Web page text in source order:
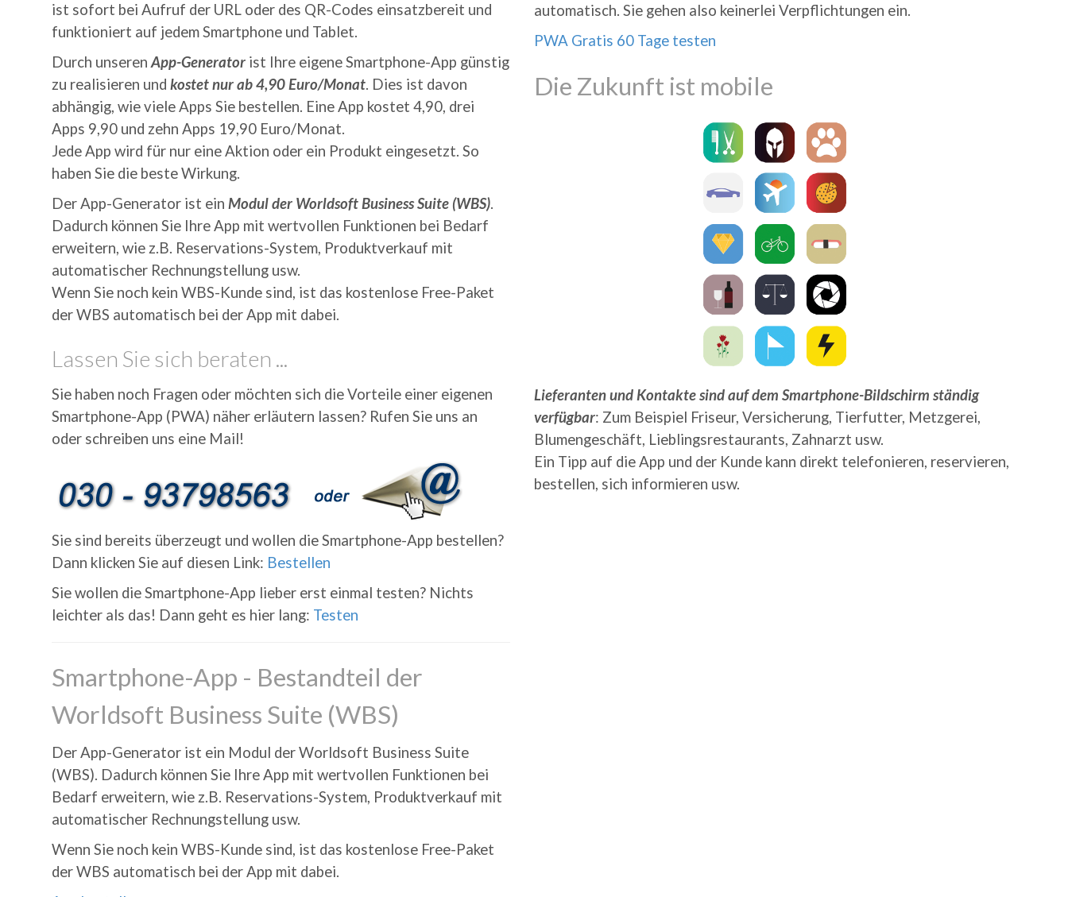
ist sofort bei Aufruf der URL oder des QR-Codes einsatzbereit und
funktioniert auf jedem Smartphone und Tablet.
Durch unserenApp-Generator ist Ihre eigene Smartphone-App günstig
zu realisieren undkostet nur ab 4,90 Euro/Monat. Dies ist davon
abhängig, wie viele Apps Sie bestellen. Eine App kostet 4,90, drei
Apps 9,90 und zehn Apps 19,90 Euro/Monat.
Jede App wird für nur eine Aktion oder ein Produkt eingesetzt. So
haben Sie die beste Wirkung.
Der App-Generator ist einModul der Worldsoft Business Suite (WBS).
Dadurch können Sie Ihre App mit wertvollen Funktionen bei Bedarf
erweitern, wie z.B. Reservations-System, Produktverkauf mit
automatischer Rechnungstellung usw.
Wenn Sie noch kein WBS-Kunde sind, ist das kostenlose Free-Paket
der WBS automatisch bei der App mit dabei.
Lassen Sie sich beraten ...
Sie haben noch Fragen oder möchten sich die Vorteile einer eigenen
Smartphone-App (PWA) näher erläutern lassen? Rufen Sie uns an
oder schreiben uns eine Mail!
Sie sind bereits überzeugt und wollen die Smartphone-App bestellen?
Dann klicken Sie auf diesen Link: Bestellen
Sie wollen die Smartphone-App lieber erst einmal testen? Nichts
leichter als das! Dann geht es hier lang: Testen
Smartphone-App - Bestandteil der
Worldsoft Business Suite (WBS)
Der App-Generator ist ein Modul der Worldsoft Business Suite
(WBS). Dadurch können Sie Ihre App mit wertvollen Funktionen bei
Bedarf erweitern, wie z.B. Reservations-System, Produktverkauf mit
automatischer Rechnungstellung usw.
Wenn Sie noch kein WBS-Kunde sind, ist das kostenlose Free-Paket
der WBS automatisch bei der App mit dabei.
automatisch. Sie gehen also keinerlei Verpflichtungen ein.
PWA Gratis 60 Tage testen
Die Zukunft ist mobile
Lieferanten und Kontakte sind auf dem Smartphone-Bildschirm ständig
verfügbar: Zum Beispiel Friseur, Versicherung, Tierfutter, Metzgerei,
Blumengeschäft, Lieblingsrestaurants, Zahnarzt usw.
Ein Tipp auf die App und der Kunde kann direkt telefonieren, reservieren,
bestellen, sich informieren usw.